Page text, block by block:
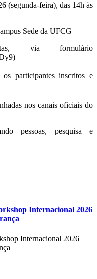
(segunda-feira), das 14h às
Sede da UFCG
via formulário
os participantes inscritos e
nos canais oficiais do
pessoas, pesquisa e
Internacional 2026
Internacional 2026